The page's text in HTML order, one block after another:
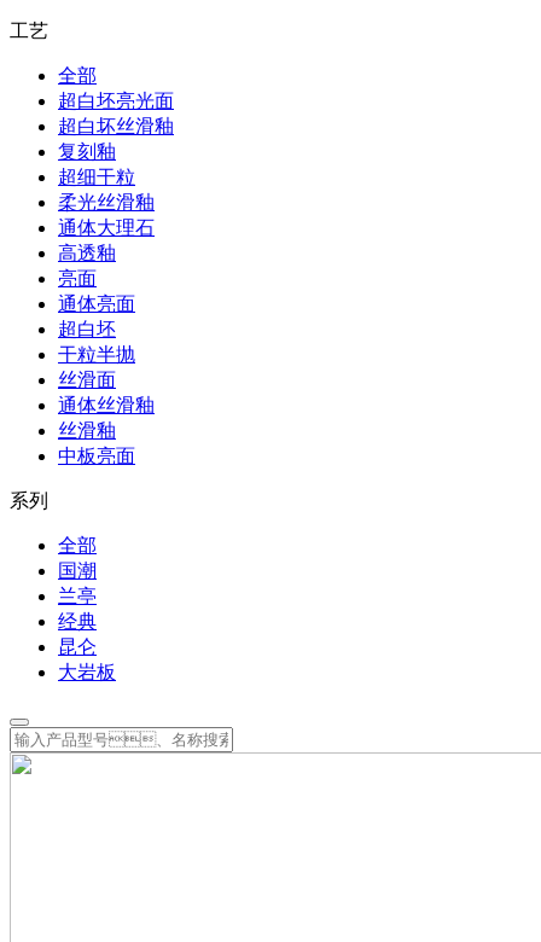
工艺
全部
超白坯亮光面
超白坏丝滑釉
复刻釉
超细干粒
柔光丝滑釉
通体大理石
高透釉
亮面
通体亮面
超白坯
干粒半抛
丝滑面
通体丝滑釉
丝滑釉
中板亮面
系列
全部
国潮
兰亭
经典
昆仑
大岩板